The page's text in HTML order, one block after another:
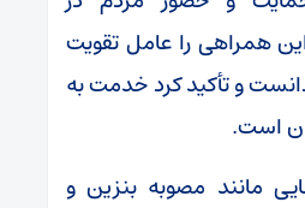
همراهی را عامل تقویت
و تأکید کرد خدمت به
است.
مانند مصوبه بنزین و